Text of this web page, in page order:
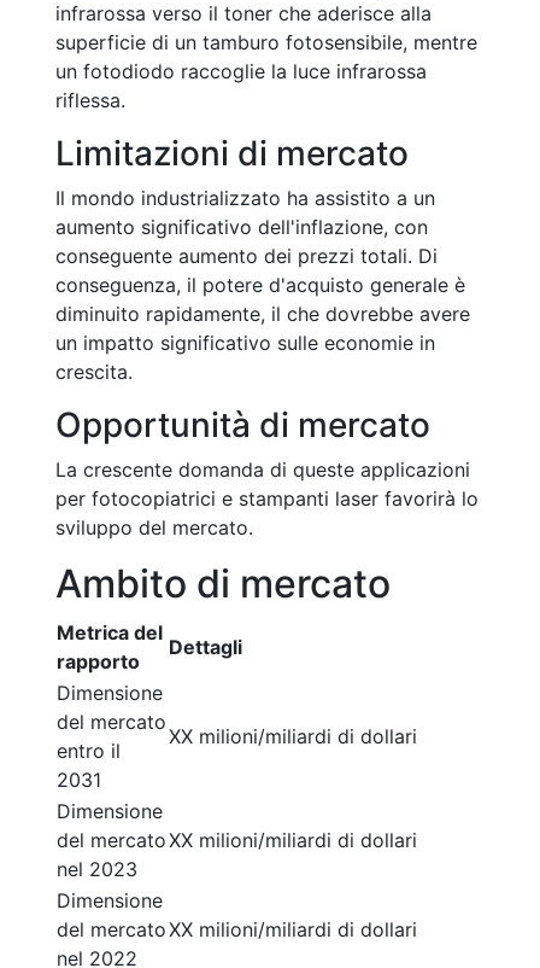
infrarossa verso il toner che aderisce alla
superficie di un tamburo fotosensibile, mentre
un fotodiodo raccoglie la luce infrarossa
riflessa.
Limitazioni di mercato
Il mondo industrializzato ha assistito a un
aumento significativo dell'inflazione, con
conseguente aumento dei prezzi totali. Di
conseguenza, il potere d'acquisto generale è
diminuito rapidamente, il che dovrebbe avere
un impatto significativo sulle economie in
crescita.
Opportunità di mercato
La crescente domanda di queste applicazioni
per fotocopiatrici e stampanti laser favorirà lo
sviluppo del mercato.
Ambito di mercato
Metrica del
rapporto
Dettagli
Dimensione
del mercato
entro il
2031
XX milioni/miliardi di dollari
Dimensione
del mercato
nel 2023
XX milioni/miliardi di dollari
Dimensione
del mercato
nel 2022
XX milioni/miliardi di dollari